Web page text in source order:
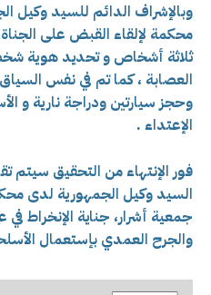
وبالإشراف الدائم للسيد وكيل
محكمة لإلقاء القبض على
ثلاثة أشخاص و تحديد هوية
العصابة ، كما تم في نفس
وحجز سيارتين ودراجة نارية و
الإعتداء .
فور الإنتهاء من التحقيق سيتم
السيد وكيل الجمهورية لدى
جمعية أشرار، جناية الإنخراط
والجرح العمدي بإستعمال